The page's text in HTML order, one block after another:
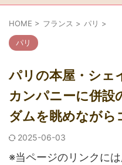
HOME > フランス > パリ >
パリ
パリの本屋・シェ
カンパニーに併設
ダムを眺めながら
2025-06-03
※当ページのリンクに